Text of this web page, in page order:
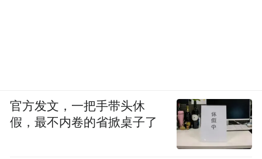
官方发文，一把手带头休
假，最不内卷的省掀桌子了